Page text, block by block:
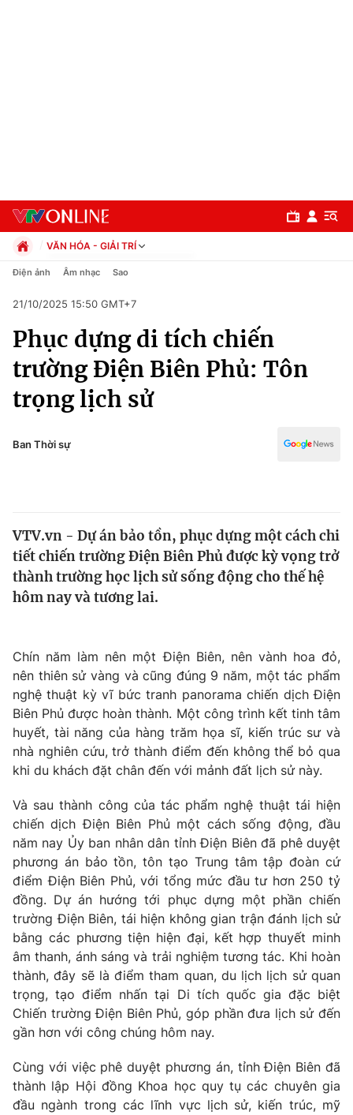
Chuyên mục
Chính trị
Xã hội
Pháp luật
Thế giới
Tin tức
Thế giới đó đây
Kinh tế
Thị trường
Góc doanh nghiệp
Truyền hình
Phim VTV
Hậu trường
Nhân vật
Khán giả
Giải sao mai
Giải trí
Điện ảnh
Sao
Đời sống
Du lịch
Làm đẹp
Chất lượng cuộc sống
Giáo dục
Tuyển sinh
Học trực tuyến
Công nghệ
Hitech Công nghệ tương lai
Sản phẩm
Thị trường
Tư vấn
Giao lưu trực tuyến
Lịch phát sóng
Chuyên mục khác
Emagazine Podcast
Photo Infographic
VĂN HÓA - GIẢI TRÍ
Chính trị
Pháp luật
Kinh tế
Thể thao
Truyền hình
Văn hóa - Giải trí
Y tế
Công nghệ
Điện ảnh Âm nhạc Sao
21/10/2025 15:50 GMT+7
Phục dựng di tích chiến
trường Điện Biên Phủ: Tôn
trọng lịch sử
Ban Thời sự
VTV.vn - Dự án bảo tồn, phục dựng một cách chi
tiết chiến trường Điện Biên Phủ được kỳ vọng trở
thành trường học lịch sử sống động cho thế hệ
hôm nay và tương lai.
Chín năm làm nên một Điện Biên, nên vành hoa đỏ,
nên thiên sử vàng và cũng đúng 9 năm, một tác phẩm
nghệ thuật kỳ vĩ bức tranh panorama chiến dịch Điện
Biên Phủ được hoàn thành. Một công trình kết tinh tâm
huyết, tài năng của hàng trăm họa sĩ, kiến trúc sư và
nhà nghiên cứu, trở thành điểm đến không thể bỏ qua
khi du khách đặt chân đến với mảnh đất lịch sử này.
Và sau thành công của tác phẩm nghệ thuật tái hiện
chiến dịch Điện Biên Phủ một cách sống động, đầu
năm nay Ủy ban nhân dân tỉnh Điện Biên đã phê duyệt
phương án bảo tồn, tôn tạo Trung tâm tập đoàn cứ
điểm Điện Biên Phủ, với tổng mức đầu tư hơn 250 tỷ
đồng. Dự án hướng tới phục dựng một phần chiến
trường Điện Biên, tái hiện không gian trận đánh lịch sử
bằng các phương tiện hiện đại, kết hợp thuyết minh
âm thanh, ánh sáng và trải nghiệm tương tác. Khi hoàn
thành, đây sẽ là điểm tham quan, du lịch lịch sử quan
trọng, tạo điểm nhấn tại Di tích quốc gia đặc biệt
Chiến trường Điện Biên Phủ, góp phần đưa lịch sử đến
gần hơn với công chúng hôm nay.
Cùng với việc phê duyệt phương án, tỉnh Điện Biên đã
thành lập Hội đồng Khoa học quy tụ các chuyên gia
đầu ngành trong các lĩnh vực lịch sử, kiến trúc, mỹ